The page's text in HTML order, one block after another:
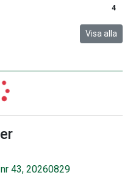
4
Visa alla
43, 20260829